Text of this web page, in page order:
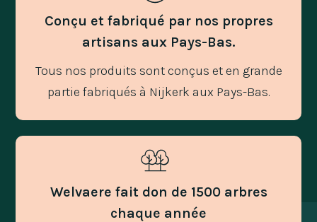
Conçu et fabriqué par nos propres
artisans aux Pays-Bas.
Tous nos produits sont conçus et en grande
partie fabriqués à Nijkerk aux Pays-Bas.
Welvaere fait don de 1500 arbres
chaque année